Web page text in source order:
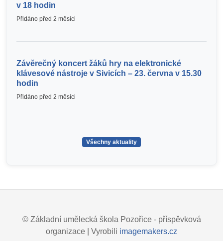
v 18 hodin
Přidáno před 2 měsíci
Závěrečný koncert žáků hry na elektronické
klávesové nástroje v Sivicích – 23. června v 15.30
hodin
Přidáno před 2 měsíci
Všechny aktuality
© Základní umělecká škola Pozořice - příspěvková
organizace | Vyrobili imagemakers.cz